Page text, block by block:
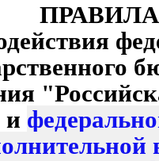
ПРАВИЛА
и